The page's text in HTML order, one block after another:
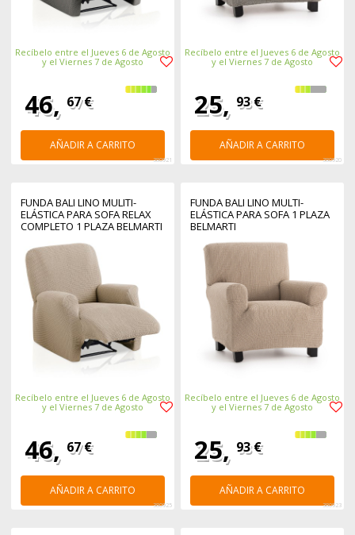
Recíbelo entre el Jueves 6 de Agosto
y el Viernes 7 de Agosto
46, 67 €
AÑADIR A CARRITO
380921
Recíbelo entre el Jueves 6 de Agosto
y el Viernes 7 de Agosto
25, 93 €
AÑADIR A CARRITO
380920
FUNDA BALI LINO MULITI-
ELÁSTICA PARA SOFA RELAX
COMPLETO 1 PLAZA BELMARTI
Recíbelo entre el Jueves 6 de Agosto
y el Viernes 7 de Agosto
46, 67 €
AÑADIR A CARRITO
380925
FUNDA BALI LINO MULTI-
ELÁSTICA PARA SOFA 1 PLAZA
BELMARTI
Recíbelo entre el Jueves 6 de Agosto
y el Viernes 7 de Agosto
25, 93 €
AÑADIR A CARRITO
380923